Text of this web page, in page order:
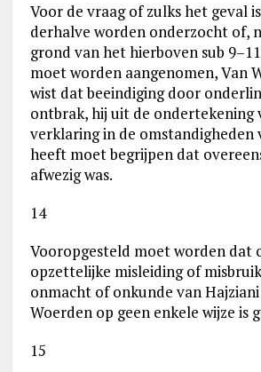
Voor de vraag of zulks het geval
derhalve worden onderzocht of,
grond van het hierboven sub
moet worden aangenomen, Van
wist dat beeindiging door
ontbrak, hij uit de ondertekening
verklaring in de omstandigheden
heeft moet begrijpen dat
afwezig was.
14
Vooropgesteld moet worden dat
opzettelijke misleiding of
onmacht of onkunde van
Woerden op geen enkele wijze is
15